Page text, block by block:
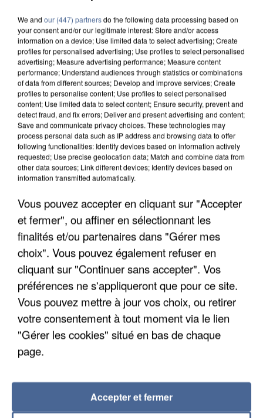
APRÈS TOUTES CES CANICULES, LES REFUGES
DE FAUNE SAUVAGE SONT...
We and our (447) partnersdo the following data processing based on
your consent and/or our legitimate interest: Store and/or access
information on a device; Use limited data to select advertising; Create
profiles for personalised advertising; Use profiles to select personalised
advertising; Measure advertising performance; Measure content
performance; Understand audiences through statistics or combinations
of data from different sources; Develop and improve services; Create
profiles to personalise content; Use profiles to select personalised
content; Use limited data to select content; Ensure security, prevent and
detect fraud, and fix errors; Deliver and present advertising and content;
Save and communicate privacy choices. These technologies may
process personal data such as IP address and browsing data to offer
following functionalities: Identify devices based on information actively
requested; Use precise geolocation data; Match and combine data from
other data sources; Link different devices; Identify devices based on
information transmitted automatically.
Vous pouvez accepter en cliquant sur "Accepter
et fermer", ou affiner en sélectionnant les
finalités et/ou partenaires dans "Gérer mes
choix". Vous pouvez également refuser en
cliquant sur "Continuer sans accepter". Vos
préférences ne s'appliqueront que pour ce site.
Vous pouvez mettre à jour vos choix, ou retirer
votre consentement à tout moment via le lien
"Gérer les cookies" situé en bas de chaque
page.
Accepter et fermer